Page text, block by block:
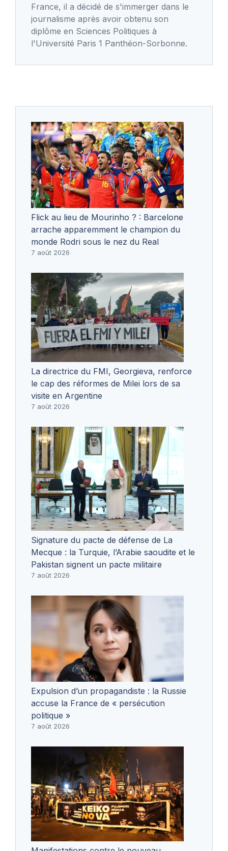
France, il a décidé de s'immerger dans le
journalisme après avoir obtenu son
diplôme en Sciences Politiques à
l'Université Paris 1 Panthéon-Sorbonne.
Flick au lieu de Mourinho ? : Barcelone
arrache apparemment le champion du
monde Rodri sous le nez du Real
7 août 2026
La directrice du FMI, Georgieva, renforce
le cap des réformes de Milei lors de sa
visite en Argentine
7 août 2026
Signature du pacte de défense de La
Mecque : la Turquie, l’Arabie saoudite et le
Pakistan signent un pacte militaire
7 août 2026
Expulsion d’un propagandiste : la Russie
accuse la France de « persécution
politique »
7 août 2026